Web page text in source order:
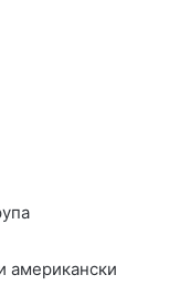
американски